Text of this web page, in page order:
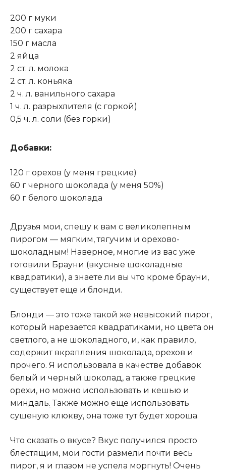
200 г муки
200 г сахара
150 г масла
2 яйца
2 ст. л. молока
2 ст. л. коньяка
2 ч. л. ванильного сахара
1 ч. л. разрыхлителя (с горкой)
0,5 ч. л. соли (без горки)
Добавки:
120 г орехов (у меня грецкие)
60 г черного шоколада (у меня 50%)
60 г белого шоколада
Друзья мои, спешу к вам с великолепным
пирогом — мягким, тягучим и орехово-
шоколадным! Наверное, многие из вас уже
готовили Брауни (вкусные шоколадные
квадратики), а знаете ли вы что кроме брауни,
существует еще и блонди.
Блонди — это тоже такой же невысокий пирог,
который нарезается квадратиками, но цвета он
светлого, а не шоколадного, и, как правило,
содержит вкрапления шоколада, орехов и
прочего. Я использовала в качестве добавок
белый и черный шоколад, а также грецкие
орехи, но можно использовать и кешью и
миндаль. Также можно еще использовать
сушеную клюкву, она тоже тут будет хороша.
Что сказать о вкусе? Вкус получился просто
блестящим, мои гости размели почти весь
пирог, я и глазом не успела моргнуть! Очень